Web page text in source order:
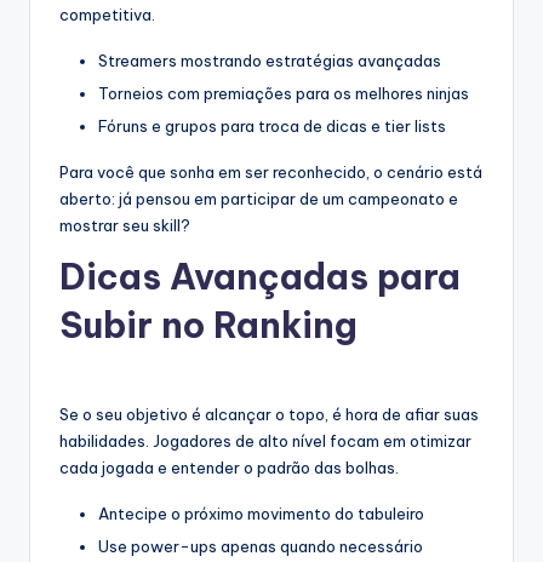
competitiva.
Streamers mostrando estratégias avançadas
Torneios com premiações para os melhores ninjas
Fóruns e grupos para troca de dicas e tier lists
Para você que sonha em ser reconhecido, o cenário está
aberto: já pensou em participar de um campeonato e
mostrar seu skill?
Dicas Avançadas para
Subir no Ranking
Se o seu objetivo é alcançar o topo, é hora de afiar suas
habilidades. Jogadores de alto nível focam em otimizar
cada jogada e entender o padrão das bolhas.
Antecipe o próximo movimento do tabuleiro
Use power-ups apenas quando necessário